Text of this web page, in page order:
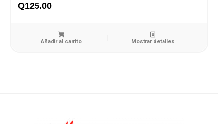
Q125.00
Añadir al carrito Mostrar detalles